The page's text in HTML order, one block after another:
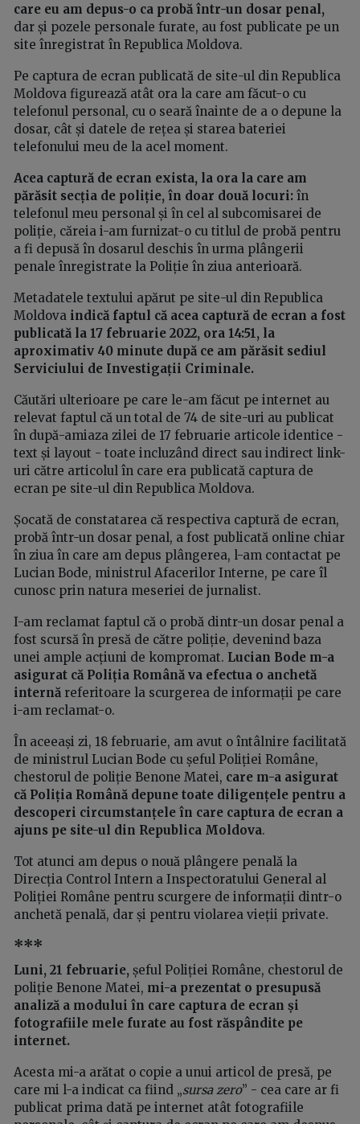
care eu am depus-o ca probă într-un dosar penal,
dar și pozele personale furate, au fost publicate pe un
site înregistrat în Republica Moldova.
Pe captura de ecran publicată de site-ul din Republica
Moldova figurează atât ora la care am făcut-o cu
telefonul personal, cu o seară înainte de a o depune la
dosar, cât și datele de rețea și starea bateriei
telefonului meu de la acel moment.
Acea captură de ecran exista, la ora la care am
părăsit secția de poliție, în doar două locuri: în
telefonul meu personal și în cel al subcomisarei de
poliție, căreia i-am furnizat-o cu titlul de probă pentru
a fi depusă în dosarul deschis în urma plângerii
penale înregistrate la Poliție în ziua anterioară.
Metadatele textului apărut pe site-ul din Republica
Moldova indică faptul că acea captură de ecran a fost
publicată la 17 februarie 2022, ora 14:51, la
aproximativ 40 minute după ce am părăsit sediul
Serviciului de Investigații Criminale.
Căutări ulterioare pe care le-am făcut pe internet au
relevat faptul că un total de 74 de site-uri au publicat
în după-amiaza zilei de 17 februarie articole identice -
text și layout - toate incluzând direct sau indirect link-
uri către articolul în care era publicată captura de
ecran pe site-ul din Republica Moldova.
Șocată de constatarea că respectiva captură de ecran,
probă într-un dosar penal, a fost publicată online chiar
în ziua în care am depus plângerea, l-am contactat pe
Lucian Bode, ministrul Afacerilor Interne, pe care îl
cunosc prin natura meseriei de jurnalist.
I-am reclamat faptul că o probă dintr-un dosar penal a
fost scursă în presă de către poliție, devenind baza
unei ample acțiuni de kompromat. Lucian Bode m-a
asigurat că Poliția Română va efectua o anchetă
internă referitoare la scurgerea de informații pe care
i-am reclamat-o.
În aceeași zi, 18 februarie, am avut o întâlnire facilitată
de ministrul Lucian Bode cu șeful Poliției Române,
chestorul de poliție Benone Matei, care m-a asigurat
că Poliția Română depune toate diligențele pentru a
descoperi circumstanțele în care captura de ecran a
ajuns pe site-ul din Republica Moldova.
Tot atunci am depus o nouă plângere penală la
Direcția Control Intern a Inspectoratului General al
Poliției Române pentru scurgere de informații dintr-o
anchetă penală, dar și pentru violarea vieții private.
***
Luni, 21 februarie, șeful Poliției Române, chestorul de
poliție Benone Matei, mi-a prezentat o presupusă
analiză a modului în care captura de ecran și
fotografiile mele furate au fost răspândite pe
internet.
Acesta mi-a arătat o copie a unui articol de presă, pe
care mi l-a indicat ca fiind „sursa zero” - cea care ar fi
publicat prima dată pe internet atât fotografiile